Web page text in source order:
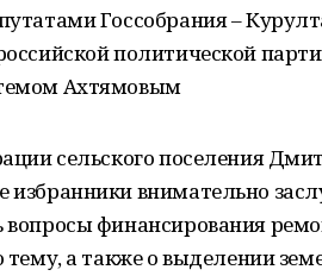
Госсобрания –
политической
Ахтямовым
сельского поселения
внимательно
финансирования
а также о выделении